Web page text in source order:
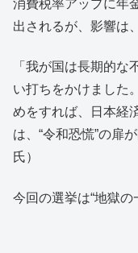
消費税率アップに年
出されるが、影響は
「我が国は長期的な
い打ちをかけました
めをすれば、日本経
は、“令和恐慌”の扉
氏）
今回の選挙は“地獄の